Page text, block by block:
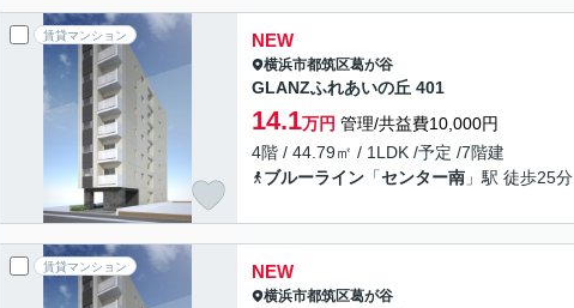
賃貸マンション NEW
横浜市都筑区葛が谷
GLANZふれあいの丘 401
14.1万円 管理/共益費10,000円
4階 / 44.79㎡ / 1LDK /予定 /7階建
ブルーライン 「センター南 」駅 徒歩25分
賃貸マンション NEW
横浜市都筑区葛が谷